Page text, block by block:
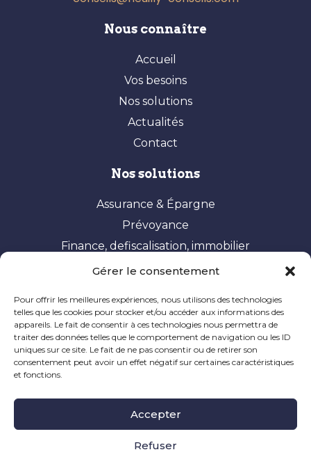
Gérer le consentement
Pour offrir les meilleures expériences, nous utilisons des technologies
telles que les cookies pour stocker et/ou accéder aux informations des
appareils. Le fait de consentir à ces technologies nous permettra de
traiter des données telles que le comportement de navigation ou les ID
uniques sur ce site. Le fait de ne pas consentir ou de retirer son
consentement peut avoir un effet négatif sur certaines caractéristiques
et fonctions.
Accepter
Refuser
Nous connaître
Accueil
Vos besoins
Nos solutions
Actualités
Contact
Nos solutions
Assurance & Épargne
Prévoyance
Finance, defiscalisation, immobilier
Vos besoins
Constituer et valoriser son patrimoine
Optimisation fiscale
Préparer sa retraite
Ingénierie patrimoniale
Légales|Réclamation
novembre 2024